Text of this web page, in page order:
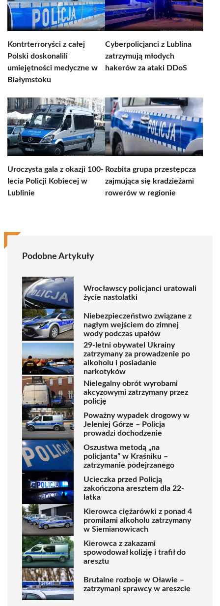
Kontrterroryści z całej
Polski doskonalili
umiejętności medyczne w
Białymstoku
Cyberpolicjanci z Lublina
zatrzymują młodych
hakerów za ataki DDoS
Uroczysta gala z okazji 100-
lecia Policji Kobiecej w
Lublinie
Rozbita grupa przestępcza
zajmująca się kradzieżami
rowerów w regionie
Podobne Artykuły
Wrocławscy policjanci uratowali
życie nastolatki
Niebezpieczeństwo związane z
nagłym wejściem do zimnej
wody podczas upałów
29-letni obywatel Ukrainy
zatrzymany za prowadzenie po
alkoholu i posiadanie
narkotyków
Nielegalny obrót wyrobami
akcyzowymi zatrzymany przez
policję
Poważny wypadek drogowy w
Jeleniej Górze – Policja
prowadzi dochodzenie
Oszustwa metodą „na
policjanta” w Kraśniku –
zatrzymanie podejrzanego
Ucieczka przed Policją
zakończona aresztem dla 22-
latka
Kierowca ciężarówki z ponad 4
promilami alkoholu zatrzymany
w Siemianowicach
Kierowca z zakazami
spowodował kolizję i trafił do
aresztu
Brutalne rozboje w Oławie –
zatrzymani sprawcy w areszcie